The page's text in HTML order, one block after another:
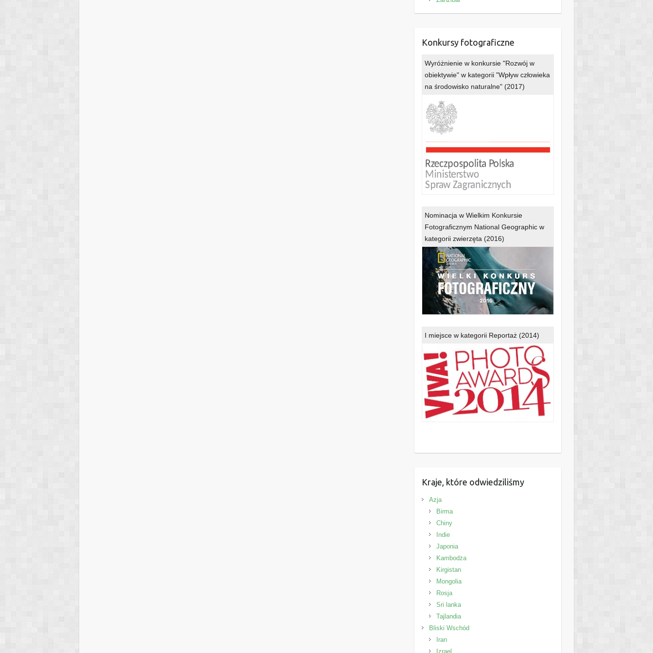
Konkursy fotograficzne
Wyróżnienie w konkursie "Rozwój w
obiektywie" w kategorii "Wpływ człowieka
na środowisko naturalne" (2017)
Nominacja w Wielkim Konkursie
Fotograficznym National Geographic w
kategorii zwierzęta (2016)
I miejsce w kategorii Reportaż (2014)
Kraje, które odwiedziliśmy
Azja
Birma
Chiny
Indie
Japonia
Kambodża
Kirgistan
Mongolia
Rosja
Sri lanka
Tajlandia
Bliski Wschód
Iran
Izrael